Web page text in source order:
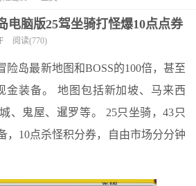
电脑版25驾坐骑打怪爆10点点券
阅读(770)
险岛最新地图和BOSS的100倍，甚至
金装备。 地图包括新加坡、马来西
、鬼屋、暹罗等。 25只坐骑，43只
，10点杀怪积分券，自由市场分分钟